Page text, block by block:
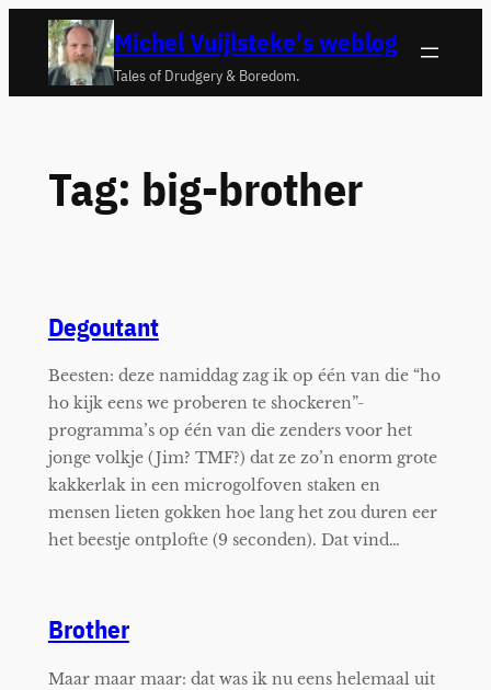
naar
Michel Vuijlsteke's weblog
Tales of Drudgery & Boredom.
Tag: big-brother
Degoutant
Beesten: deze namiddag zag ik op één van die “ho
ho kijk eens we proberen te shockeren”-
programma’s op één van die zenders voor het
jonge volkje (Jim? TMF?) dat ze zo’n enorm grote
kakkerlak in een microgolfoven staken en
mensen lieten gokken hoe lang het zou duren eer
het beestje ontplofte (9 seconden). Dat vind…
Brother
Maar maar maar: dat was ik nu eens helemaal uit